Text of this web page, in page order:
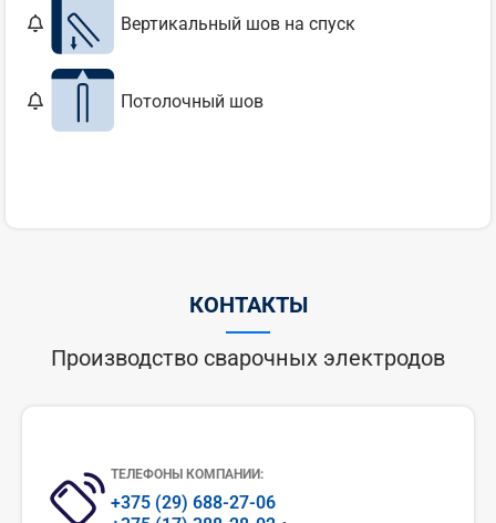
Вертикальный шов на спуск
Потолочный шов
КОНТАКТЫ
Производство сварочных электродов
ТЕЛЕФОНЫ КОМПАНИИ:
+375 (29) 688-27-06